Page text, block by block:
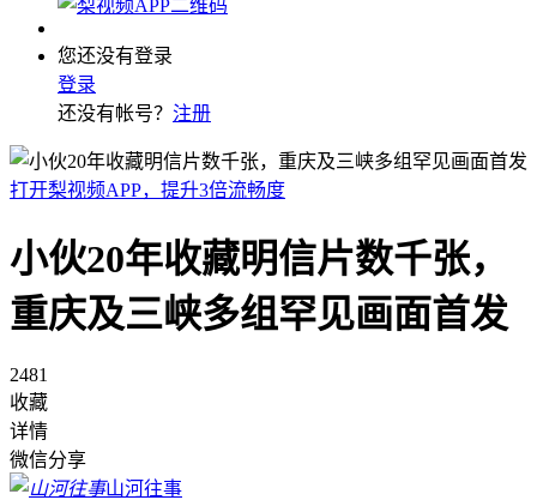
您还没有登录
登录
还没有帐号？ 注册
打开梨视频APP，提升3倍流畅度
小伙20年收藏明信片数千张，
重庆及三峡多组罕见画面首发
2481
收藏
详情
微信分享
山河往事